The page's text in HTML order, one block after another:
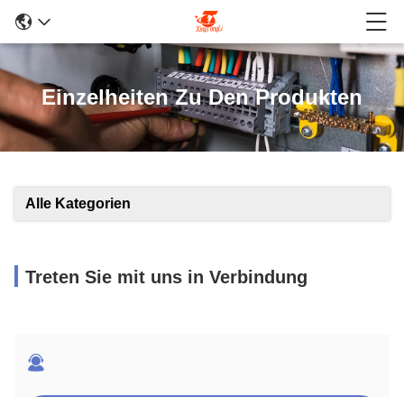
Einzelheiten Zu Den Produkten
Alle Kategorien
Treten Sie mit uns in Verbindung